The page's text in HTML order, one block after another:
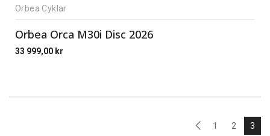
Orbea Cyklar
Orbea Orca M30i Disc 2026
33 999,00 kr
1 2 3